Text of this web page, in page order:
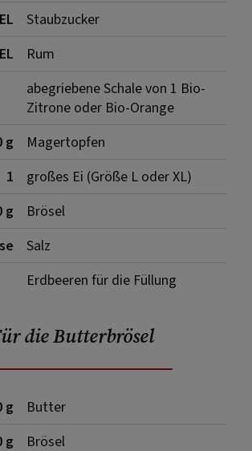
Staubzucker
Rum
abegriebene Schale von 1 Bio-
Zitrone oder Bio-Orange
g
Magertopfen
1
großes Ei (Größe L oder XL)
g
Brösel
Salz
Erdbeeren für die Füllung
die Butterbrösel
g
Butter
g
Brösel